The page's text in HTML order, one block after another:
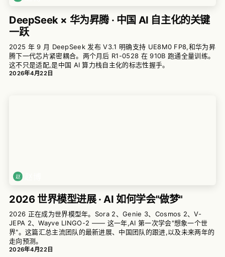
DeepSeek × 华为昇腾 · 中国 AI 自主化的关键
一跃
2025 年 9 月 DeepSeek 发布 V3.1 明确支持 UE8M0 FP8,和华为昇
腾下一代芯片紧密耦合。两个月后 R1-0528 在 910B 跑通全量训练。
这不只是适配,是中国 AI 算力栈自主化的标志性握手。
2026年4月22日
2026 世界模型进展 · AI 如何学会"做梦"
2026 正在成为世界模型年。Sora 2、Genie 3、Cosmos 2、V-
JEPA 2、Wayve LINGO-2 —— 这一年,AI 第一次学会"想象一个世
界"。这篇汇总主流团队的最新进展、中国团队的跟进,以及未来两年的
走向预测。
2026年4月22日